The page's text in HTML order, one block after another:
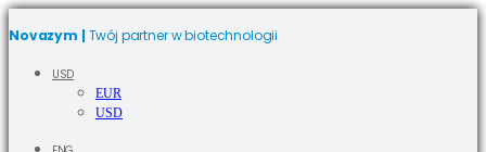
Novazym | Twój partner w biotechnologii
USD
EUR
USD